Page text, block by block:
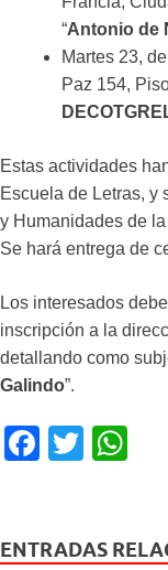
“Antonio de
Martes 23,
Paz 154,
Estas actividades
Escuela de Letras, y
y Humanidades de
Se hará entrega de
Los interesados
inscripción a la
detallando como
Galindo”.
F
e
T
er s
ENTRADAS